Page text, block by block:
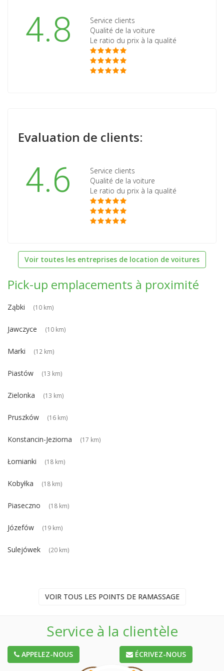
4.8
Service clients
Qualité de la voiture
Le ratio du prix à la qualité
Evaluation de clients:
4.6
Service clients
Qualité de la voiture
Le ratio du prix à la qualité
Voir toutes les entreprises de location de voitures
Pick-up emplacements à proximité
Ząbki (10 km)
Jawczyce (10 km)
Marki (12 km)
Piastów (13 km)
Zielonka (13 km)
Pruszków (16 km)
Konstancin-Jeziorna (17 km)
Łomianki (18 km)
Kobyłka (18 km)
Piaseczno (18 km)
Józefów (19 km)
Sulejówek (20 km)
VOIR TOUS LES POINTS DE RAMASSAGE
Service à la clientèle
APPELEZ-NOUS ÉCRIVEZ-NOUS